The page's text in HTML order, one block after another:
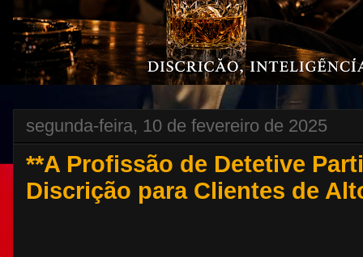
segunda-feira, 10 de fevereiro de 2025
**A Profissão de Detetive
Discrição para Clientes de